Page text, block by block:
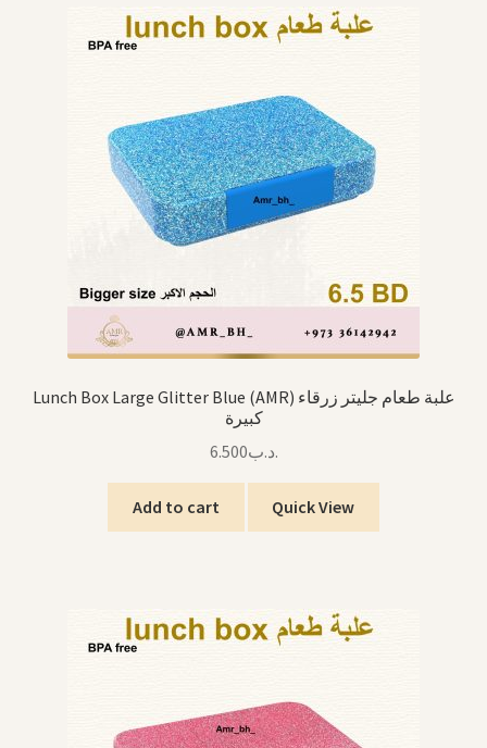
Lunch Box Large Glitter Blue (AMR) علبة طعام جليتر زرقاء
كبيرة
.د.ب6.500
Add to cart Quick View